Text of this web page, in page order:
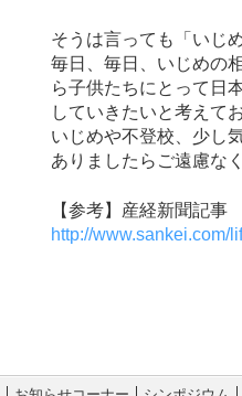
そうは言っても「いじ
毎日、毎日、いじめの
ら子供たちにとって日
していきたいと考えて
いじめや不登校、少し
ありましたらご遠慮な
【参考】産経新聞記事
http://www.sankei.com/